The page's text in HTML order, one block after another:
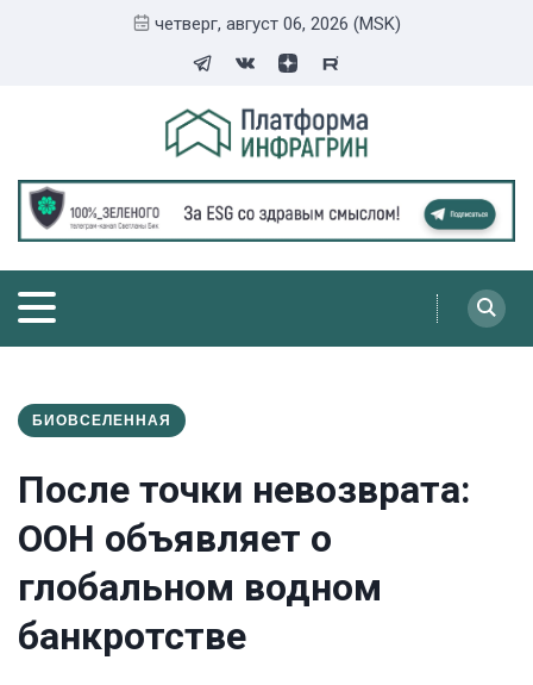
четверг, август 06, 2026 (MSK)
БИОВСЕЛЕННАЯ
После точки невозврата:
ООН объявляет о
глобальном водном
банкротстве